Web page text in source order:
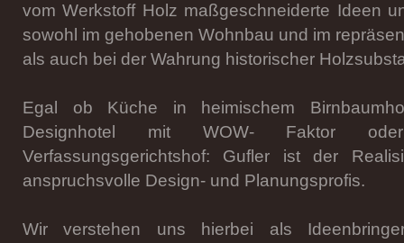
vom Werkstoff Holz maßgeschneiderte Ideen
sowohl im gehobenen Wohnbau und im
als auch bei der Wahrung historischer
Egal ob Küche in heimischem
Designhotel mit WOW- Faktor oder
Verfassungsgerichtshof: Gufler ist der
anspruchsvolle Design- und Planungsprofis.
Wir verstehen uns hierbei als